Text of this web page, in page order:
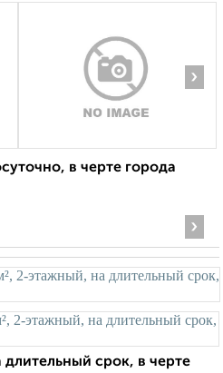
›
в черте города
›
срок, в черте